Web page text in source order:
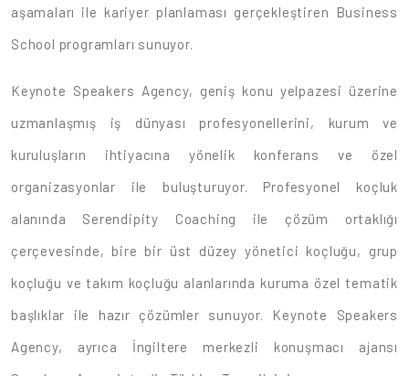
aşamaları ile kariyer planlaması gerçekleştiren Business
School programları sunuyor.
Keynote Speakers Agency, geniş konu yelpazesi üzerine
uzmanlaşmış iş dünyası profesyonellerini, kurum ve
kuruluşların ihtiyacına yönelik konferans ve özel
organizasyonlar ile buluşturuyor. Profesyonel koçluk
alanında Serendipity Coaching ile çözüm ortaklığı
çerçevesinde, bire bir üst düzey yönetici koçluğu, grup
koçluğu ve takım koçluğu alanlarında kuruma özel tematik
başlıklar ile hazır çözümler sunuyor. Keynote Speakers
Agency, ayrıca İngiltere merkezli konuşmacı ajansı